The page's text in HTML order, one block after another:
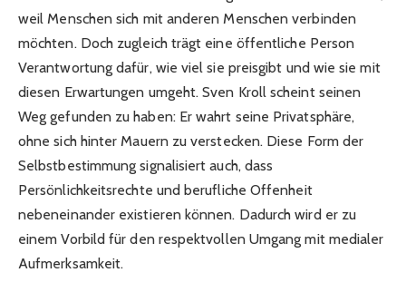
weil Menschen sich mit anderen Menschen verbinden
möchten. Doch zugleich trägt eine öffentliche Person
Verantwortung dafür, wie viel sie preisgibt und wie sie mit
diesen Erwartungen umgeht. Sven Kroll scheint seinen
Weg gefunden zu haben: Er wahrt seine Privatsphäre,
ohne sich hinter Mauern zu verstecken. Diese Form der
Selbstbestimmung signalisiert auch, dass
Persönlichkeitsrechte und berufliche Offenheit
nebeneinander existieren können. Dadurch wird er zu
einem Vorbild für den respektvollen Umgang mit medialer
Aufmerksamkeit.